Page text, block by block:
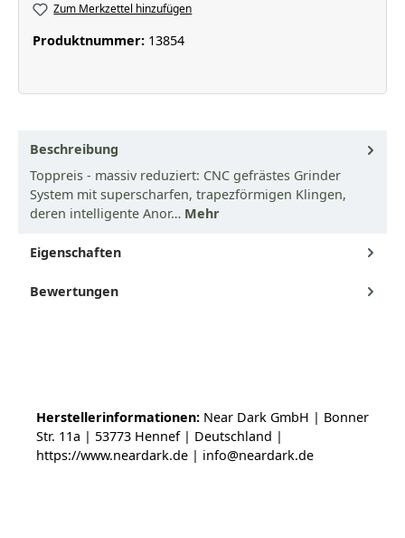
Zum Merkzettel hinzufügen
Produktnummer: 13854
Beschreibung
Toppreis - massiv reduziert: CNC gefrästes Grinder
System mit superscharfen, trapezförmigen Klingen,
deren intelligente Anor… Mehr
Eigenschaften
Bewertungen
Herstellerinformationen: Near Dark GmbH | Bonner
Str. 11a | 53773 Hennef | Deutschland |
https://www.neardark.de | info@neardark.de